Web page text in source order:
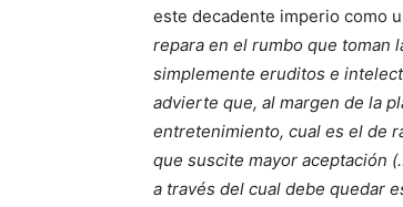
este decadente imperio como
repara en el rumbo que toman
simplemente eruditos e
advierte que, al margen de la
entretenimiento, cual es el de
que suscite mayor aceptación
a través del cual debe quedar